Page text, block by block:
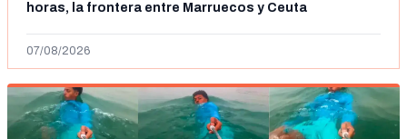
horas, la frontera entre Marruecos y Ceuta
07/08/2026